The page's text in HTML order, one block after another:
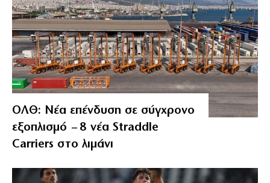
ΟΛΘ: Νέα επένδυση σε σύγχρονο
εξοπλισμό – 8 νέα Straddle
Carriers στο λιμάνι